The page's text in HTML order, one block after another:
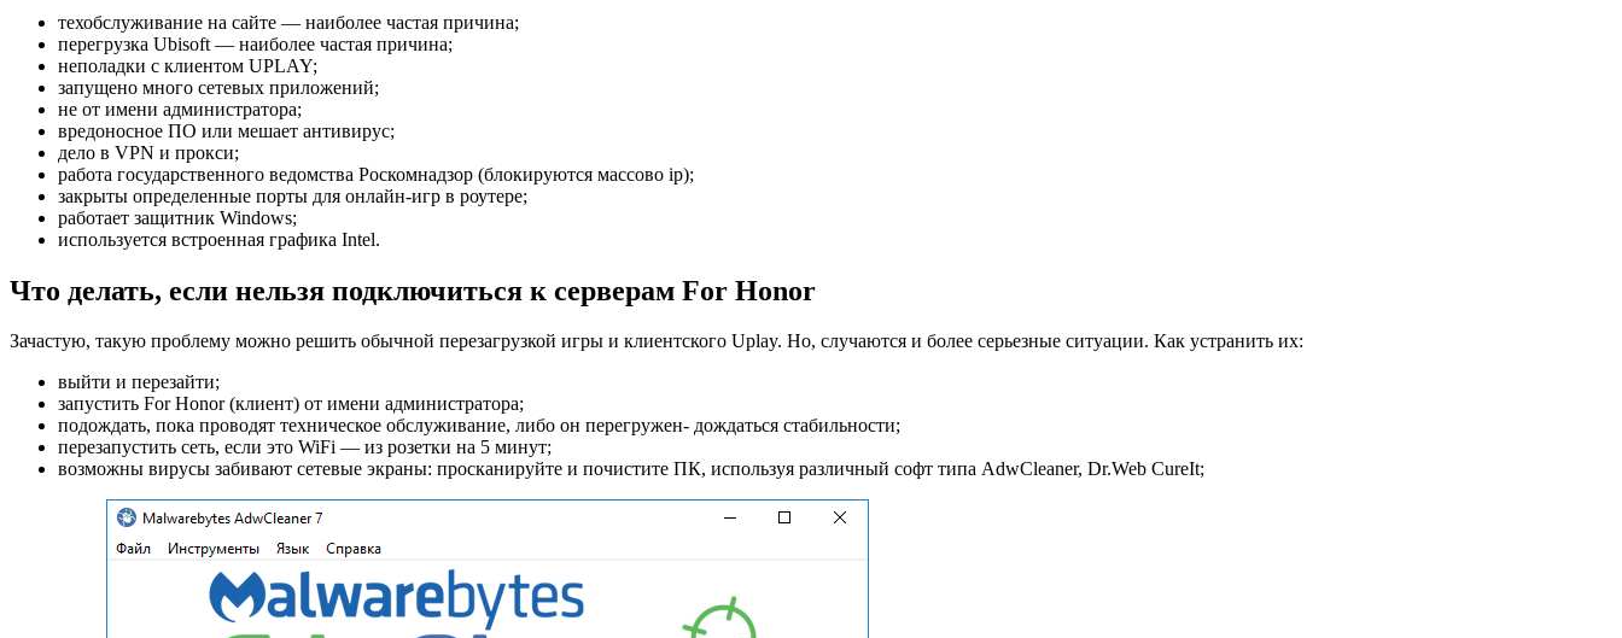
техобслуживание на сайте — наиболее частая причина;
перегрузка Ubisoft — наиболее частая причина;
неполадки с клиентом UPLAY;
запущено много сетевых приложений;
не от имени администратора;
вредоносное ПО или мешает антивирус;
дело в VPN и прокси;
работа государственного ведомства Роскомнадзор (блокируются массово ip);
закрыты определенные порты для онлайн-игр в роутере;
работает защитник Windows;
используется встроенная графика Intel.
Что делать, если нельзя подключиться к серверам For Honor
Зачастую, такую проблему можно решить обычной перезагрузкой игры и клиентского Uplay. Но, случаются и более серьезные ситуации. Как устранить их:
выйти и перезайти;
запустить For Honor (клиент) от имени администратора;
подождать, пока проводят техническое обслуживание, либо он перегружен- дождаться стабильности;
перезапустить сеть, если это WiFi — из розетки на 5 минут;
возможны вирусы забивают сетевые экраны: просканируйте и почистите ПК, используя различный софт типа AdwCleaner, Dr.Web CureIt;